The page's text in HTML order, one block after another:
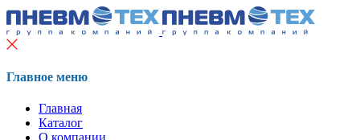
Главное меню
Главная
Каталог